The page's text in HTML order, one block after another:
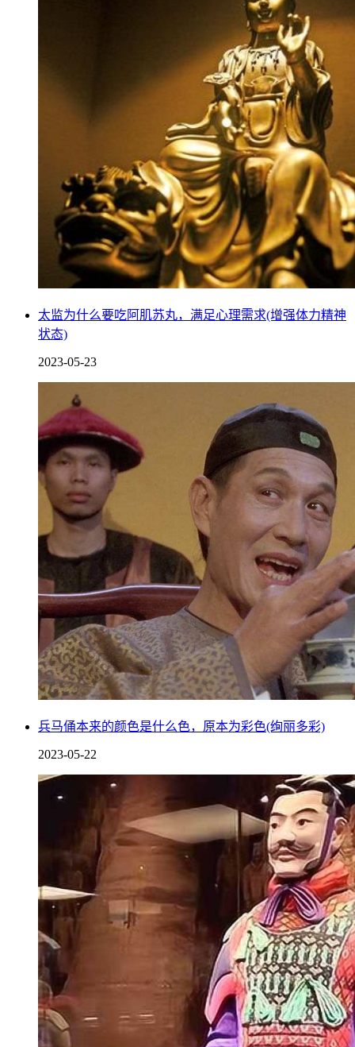
太监为什么要吃阿肌苏丸，满足心理需求(增强体力精神
状态)
2023-05-23
兵马俑本来的颜色是什么色，原本为彩色(绚丽多彩)
2023-05-22